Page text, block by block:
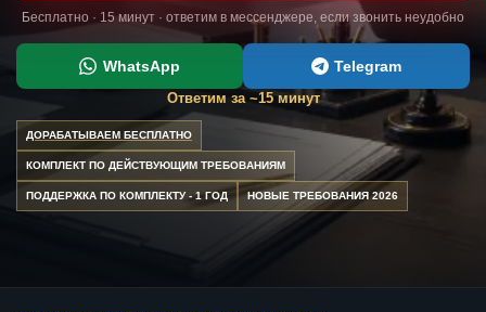
Бесплатно · 15 минут · ответим в мессенджере, если звонить неудобно
WhatsApp Telegram
Ответим за ~15 минут
ДОРАБАТЫВАЕМ БЕСПЛАТНО
КОМПЛЕКТ ПО ДЕЙСТВУЮЩИМ ТРЕБОВАНИЯМ
ПОДДЕРЖКА ПО КОМПЛЕКТУ - 1 ГОД НОВЫЕ ТРЕБОВАНИЯ 2026